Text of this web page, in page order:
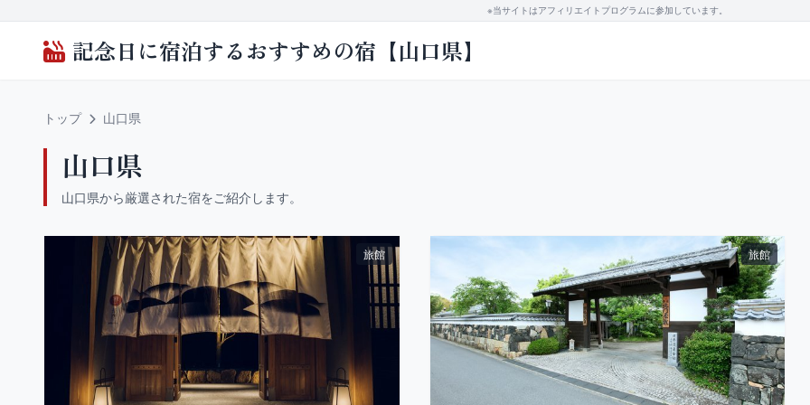
※当サイトはアフィリエイトプログラムに参加しています。
記念日に宿泊するおすすめの宿【山口県】
トップ 山口県
山口県
山口県から厳選された宿をご紹介します。
旅館 旅館